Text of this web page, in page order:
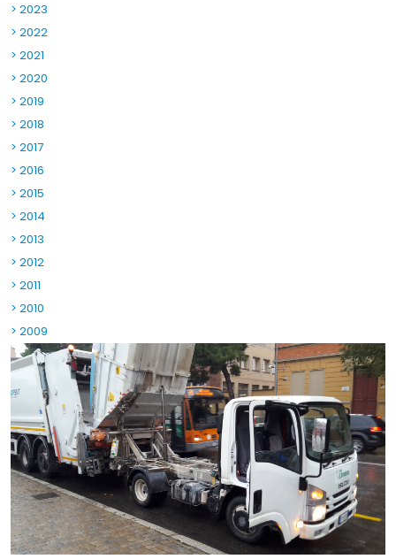
> 2023
> 2022
> 2021
> 2020
> 2019
> 2018
> 2017
> 2016
> 2015
> 2014
> 2013
> 2012
> 2011
> 2010
> 2009